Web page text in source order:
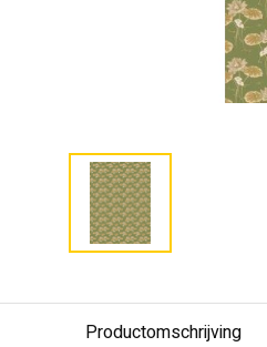
Productomschrijving